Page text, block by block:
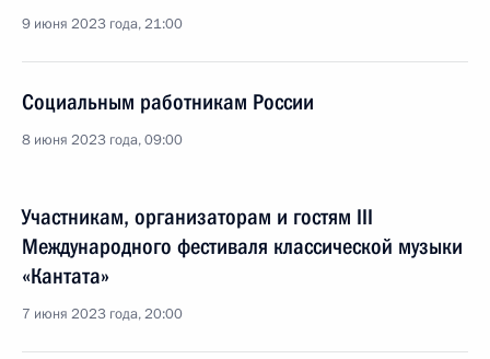
9 июня 2023 года, 21:00
Социальным работникам России
8 июня 2023 года, 09:00
Участникам, организаторам и гостям III
Международного фестиваля классической музыки
«Кантата»
7 июня 2023 года, 20:00